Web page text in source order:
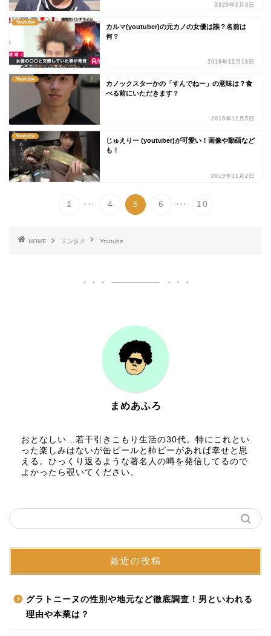
2020年2月8日
Youtube
カルマ(youtuber)の元カノの女優は誰？名前は
何？
2019年12月16日
Youtube
カノックスターかの「すんでねー」の意味は？食
べる前にいただきます？
2019年11月5日
Youtube
じゅえりー (youtuber)が可愛い！画像や動画など
も！
2019年11月2日
1 ... 4 5 6 ... 10
HOME エンタメ Youtube
まめあふろ
おとなしい…若干引きこもり生活の30代。特にこれとい
った楽しみはないが缶ビールと柿ピーがあれば幸せと思
える。ひっくり返るような著名人の噂を発信してるので
よかったら覗いてください。
最近の投稿
グラトニーヌの性別や地元など徹底調査！男といわれる
理由や本業は？